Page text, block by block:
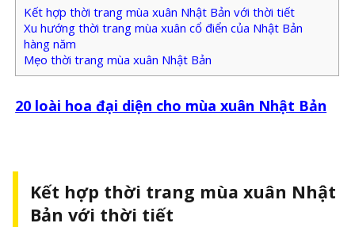
Kết hợp thời trang mùa xuân Nhật Bản với thời tiết
Xu hướng thời trang mùa xuân cổ điển của Nhật Bản
hàng năm
Mẹo thời trang mùa xuân Nhật Bản
20 loài hoa đại diện cho mùa xuân Nhật Bản
Kết hợp thời trang mùa xuân Nhật
Bản với thời tiết